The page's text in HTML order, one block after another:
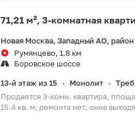
71,21 м², 3-комнатная
Новая Москва, Западный АО,
Румянцево, 1.8 км
Боровское шоссе
13-й этаж из 15 • Монолит •
Продается 3-комн. квартира,
15.4 кв. м, ремонта нет, окна